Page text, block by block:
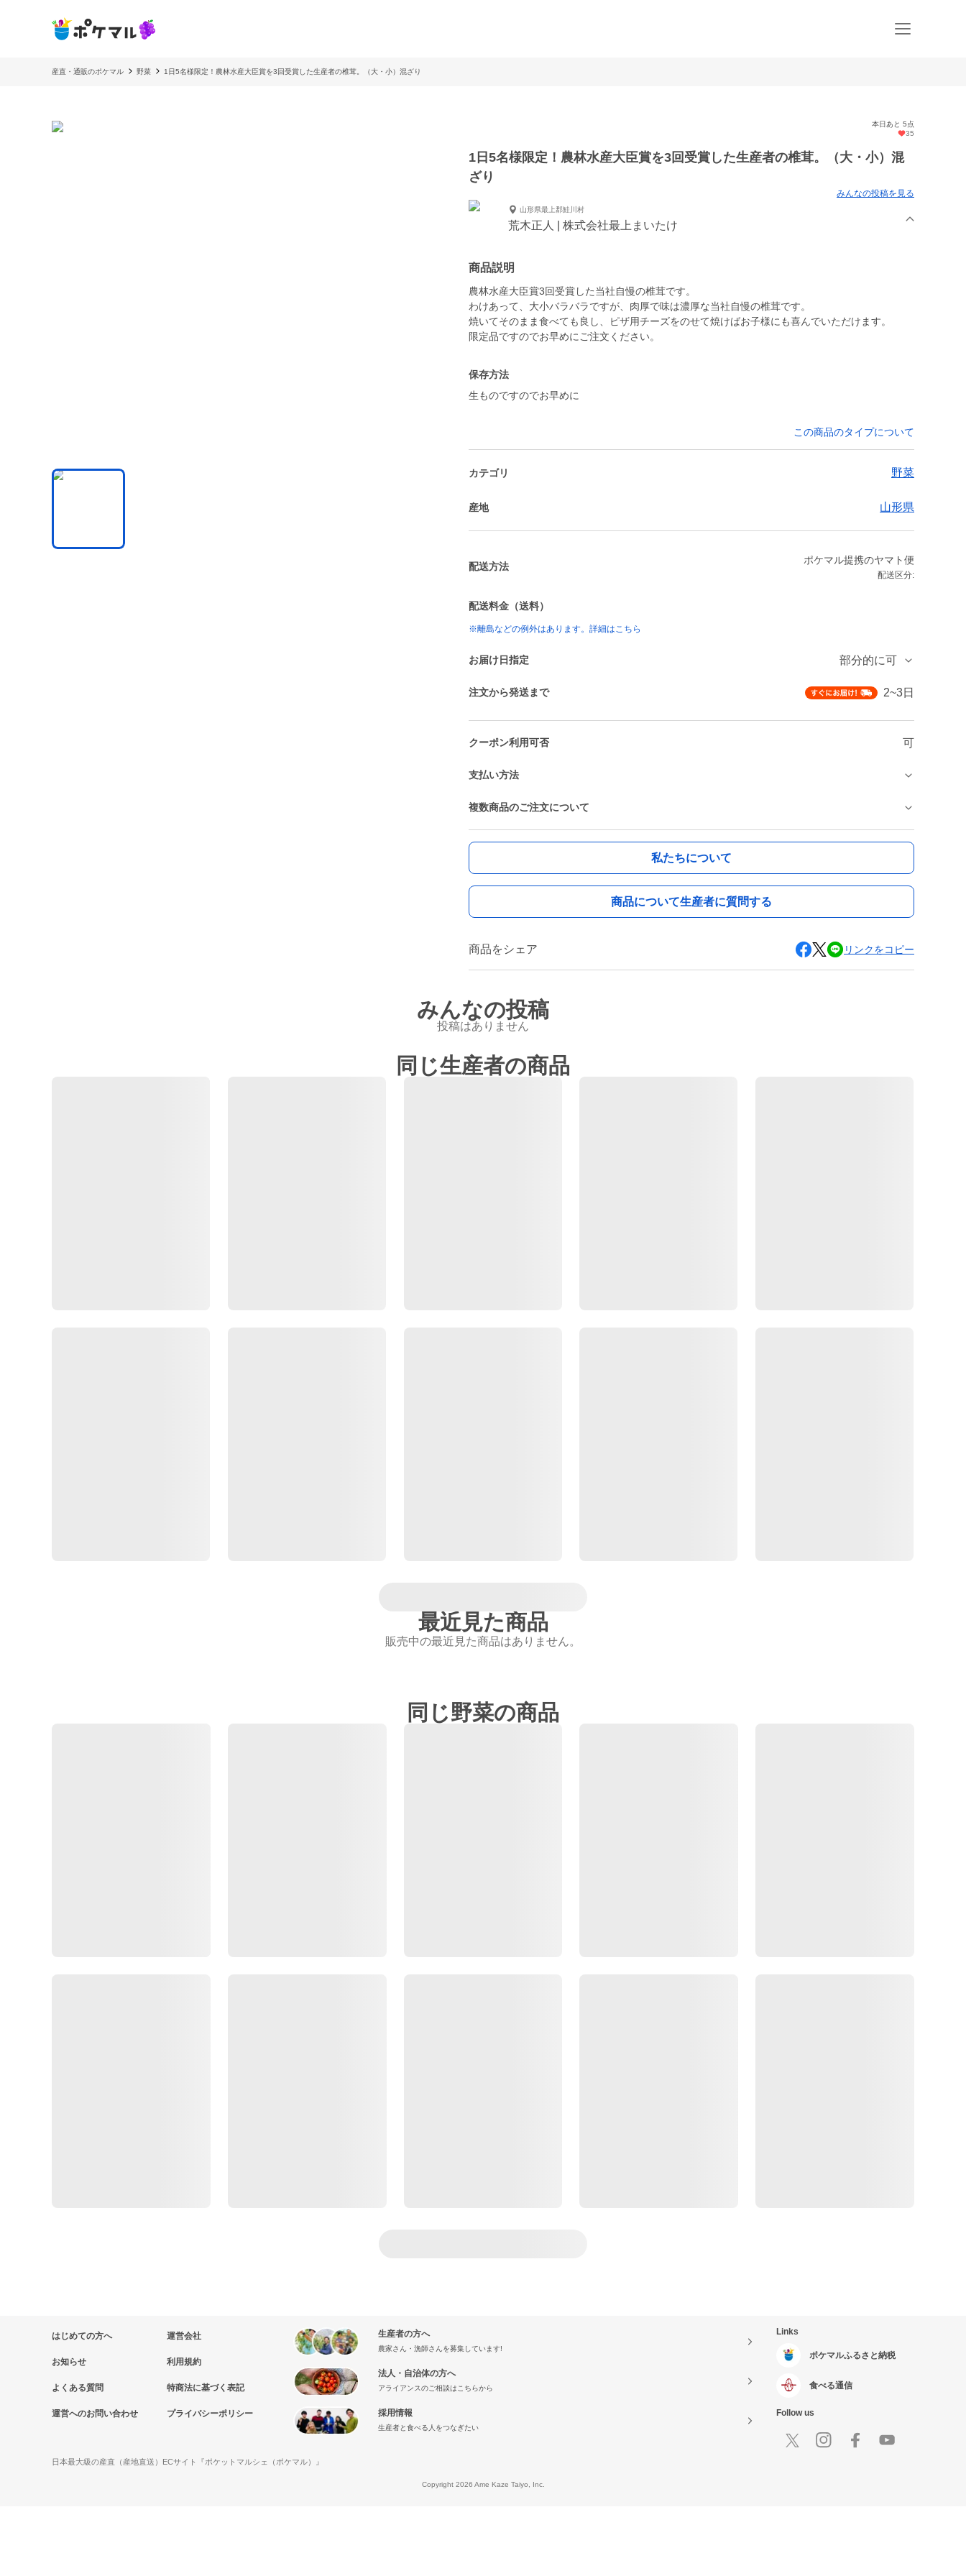
産直・通販のポケマル 野菜 1日5名様限定！農林水産大臣賞を3回受賞した生産者の椎茸。（大・小）混ざり
本日あと 5点
35
1日5名様限定！農林水産大臣賞を3回受賞した生産者の椎茸。（大・小）混
ざり
みんなの投稿を見る
山形県最上郡鮭川村
荒木正人 | 株式会社最上まいたけ
商品説明
農林水産大臣賞3回受賞した当社自慢の椎茸です。
わけあって、大小バラバラですが、肉厚で味は濃厚な当社自慢の椎茸です。
焼いてそのまま食べても良し、ピザ用チーズをのせて焼けばお子様にも喜んでいただけます。
限定品ですのでお早めにご注文ください。
保存方法
生ものですのでお早めに
この商品のタイプについて
カテゴリ 野菜
産地 山形県
配送方法
ポケマル提携のヤマト便
配送区分:
配送料金（送料）
※離島などの例外はあります。詳細はこちら
お届け日指定 部分的に可
注文から発送まで 2~3日
クーポン利用可否 可
支払い方法
複数商品のご注文について
私たちについて
商品について生産者に質問する
商品をシェア リンクをコピー
みんなの投稿
投稿はありません
同じ生産者の商品
最近見た商品
販売中の最近見た商品はありません。
同じ野菜の商品
はじめての方へ
お知らせ
よくある質問
運営へのお問い合わせ
運営会社
利用規約
特商法に基づく表記
プライバシーポリシー
生産者の方へ
農家さん・漁師さんを募集しています!
法人・自治体の方へ
アライアンスのご相談はこちらから
採用情報
生産者と食べる人をつなぎたい
Links
ポケマルふるさと納税
食べる通信
Follow us
日本最大級の産直（産地直送）ECサイト『ポケットマルシェ（ポケマル）』
Copyright 2026 Ame Kaze Taiyo, Inc.